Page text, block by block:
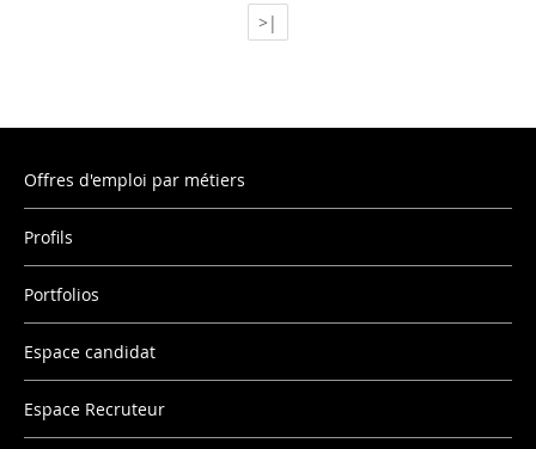
>|
Offres d'emploi par métiers
Profils
Portfolios
Espace candidat
Espace Recruteur